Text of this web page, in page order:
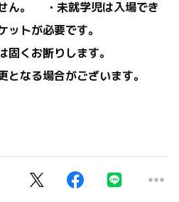
ん。 ・未就学児は入場でき
ケットが必要です。
渡は固くお断りします。
更となる場合がございます。